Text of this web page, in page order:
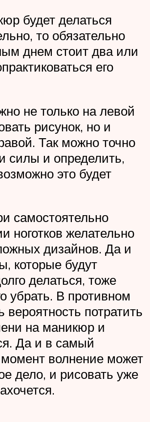
будет делаться
то обязательно
днем стоит два или
его
не только на левой
рисунок, но и
Так можно точно
силы и определить,
это будет
самостоятельно
ноготков желательно
дизайнов. Да и
которые будут
делаться, тоже
убрать. В противном
вероятность потратить
на маникюр и
Да и в самый
волнение может
дело, и рисовать уже